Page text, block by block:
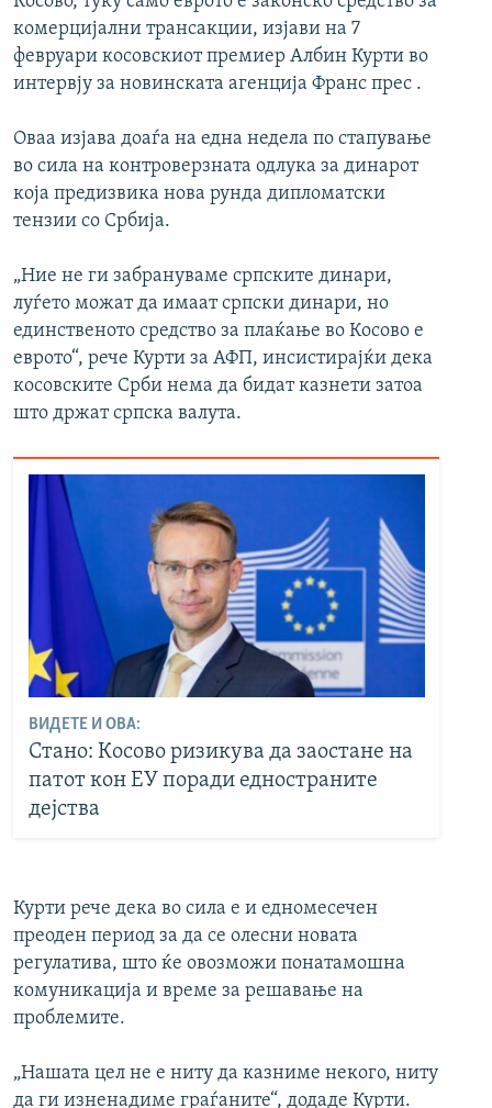
комерцијални трансакции, изјави на 7
февруари косовскиот премиер Албин Курти во
интервју за новинската агенција Франс прес .
Оваа изјава доаѓа на една недела по стапување
во сила на контроверзната одлука за динарот
која предизвика нова рунда дипломатски
тензии со Србија.
„Ние не ги забрануваме српските динари,
луѓето можат да имаат српски динари, но
единственото средство за плаќање во Косово е
еврото“, рече Курти за АФП, инсистирајќи дека
косовските Срби нема да бидат казнети затоа
што држат српска валута.
ВИДЕТЕ И ОВА:
Стано: Косово ризикува да заостане на
патот кон ЕУ поради едностраните
дејства
Курти рече дека во сила е и едномесечен
преоден период за да се олесни новата
регулатива, што ќе овозможи понатамошна
комуникација и време за решавање на
проблемите.
„Нашата цел не е ниту да казниме некого, ниту
да ги изненадиме граѓаните“, додаде Курти.